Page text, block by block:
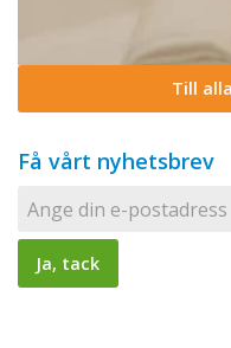
Till
Få vårt nyhetsbrev